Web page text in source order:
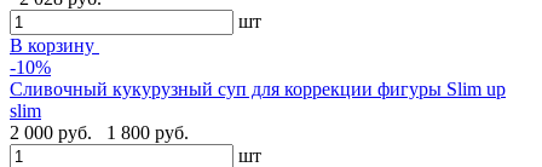
шт
В корзину
-10%
Сливочный кукурузный суп для коррекции фигуры Slim up
slim
2 000 руб.
1 800 руб.
шт